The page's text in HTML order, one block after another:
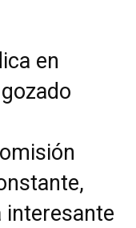
en
interesante